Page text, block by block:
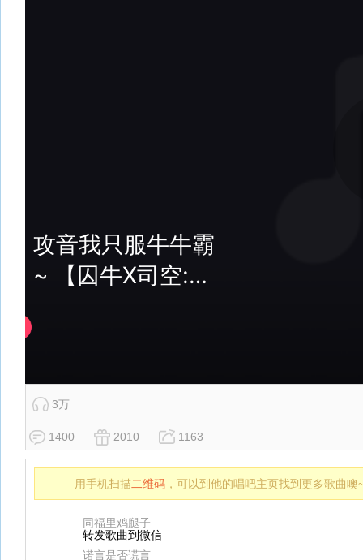
3万
1400 2010 1163
用手机扫描二维码 ，可以到他的唱吧主页找到更多歌曲噢
同福里鸡腿子
转发歌曲到微信
诺言是否谎言